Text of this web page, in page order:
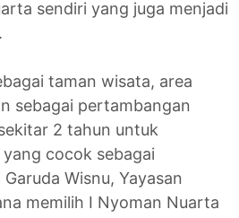
sendiri yang juga menjadi
taman wisata, area
sebagai pertambangan
2 tahun untuk
cocok sebagai
Wisnu, Yayasan
memilih I Nyoman Nuarta